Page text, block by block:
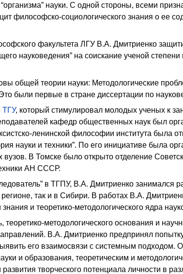
науки. С одной стороны, всеми
философско-социологического знания о ее
факультета ЛГУ В.А. Дмитриенко
науковедения” на соискание ученой
общей теории науки: Методологические
были первые в стране диссертации по
ТГУ, который стимулировал молодых ученых к
кафедр общественных наук был
ленинской философии института была
науки и техники”. По его инициативе была
В Томске было открыто отделение
АН СССР.
в ТГПУ, В.А. Дмитриенко занимался
так и в Сибири. В работах В.А.
и теоретико-методологического ядра
методологического основания и
В.А. Дмитриенко предпринял
его взаимосвязи с системным подходом.
и образования, теоретическим и
творческого потенциала личности в